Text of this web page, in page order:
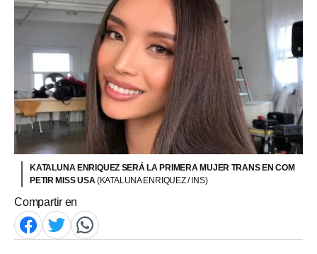
KATALUNA ENRIQUEZ SERÁ LA PRIMERA MUJER TRANS EN COM
PETIR MISS USA(KATALUNA ENRIQUEZ / INS)
Compartir en